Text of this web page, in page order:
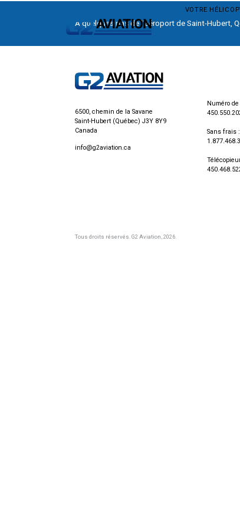
VOTRE
À quelques pas de l’aéroport de Saint-Hubert,
6500, chemin de la Savane
Saint-Hubert (Québec) J3Y 8Y9
Canada
info@g2aviation.ca
Numéro
Sans frais :
Tous droits réservés. G2 Aviation , 2026.